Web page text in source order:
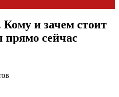
и зачем стоит
прямо сейчас